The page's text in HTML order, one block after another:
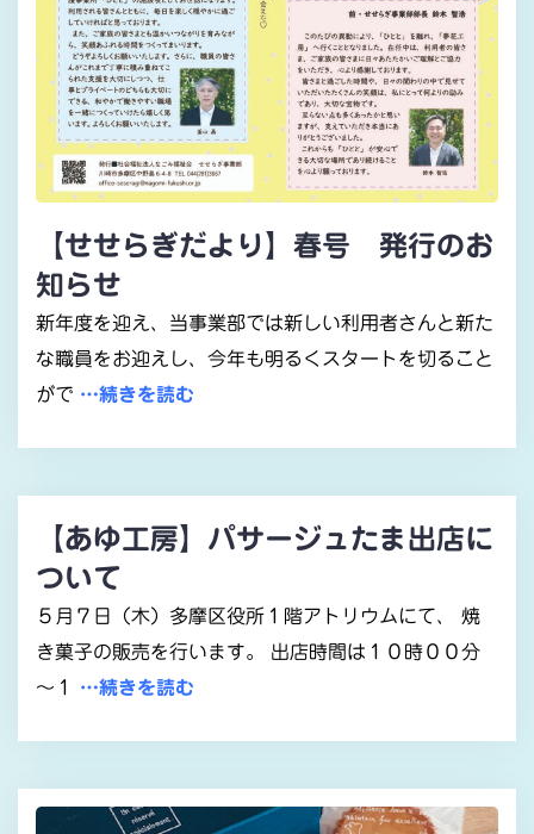
【せせらぎだより】春号 発行のお
知らせ
新年度を迎え、当事業部では新しい利用者さんと新た
な職員をお迎えし、今年も明るくスタートを切ること
がで …続きを読む
【あゆ工房】パサージュたま出店に
ついて
５月７日（木）多摩区役所１階アトリウムにて、 焼
き菓子の販売を行います。 出店時間は１０時００分
～１ …続きを読む